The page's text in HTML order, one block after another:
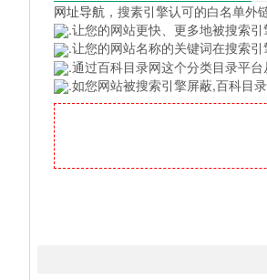
网址导航 ，搜素引擎认可的白名单
.让您的网站更快、更多地被搜索
.让您的网站名称的关键词在搜索
.通过百科目录网这个分类目录平
.如您网站被搜索引擎屏蔽,百科目